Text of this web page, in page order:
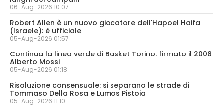
06-Aug-2026 10:07
Robert Allen è un nuovo giocatore dell'Hapoel Haifa
(Israele): è ufficiale
05-Aug-2026 01:57
Continua la linea verde di Basket Torino: firmato il 2008
Alberto Mossi
05-Aug-2026 01:18
Risoluzione consensuale: si separano le strade di
Tommaso Della Rosa e Lumos Pistoia
05-Aug-2026 11:10